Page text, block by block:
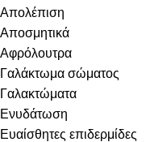
Απολέπιση
Αποσμητικά
Αφρόλουτρα
Γαλάκτωμα σώματος
Γαλακτώματα
Ενυδάτωση
Ευαίσθητες επιδερμίδες